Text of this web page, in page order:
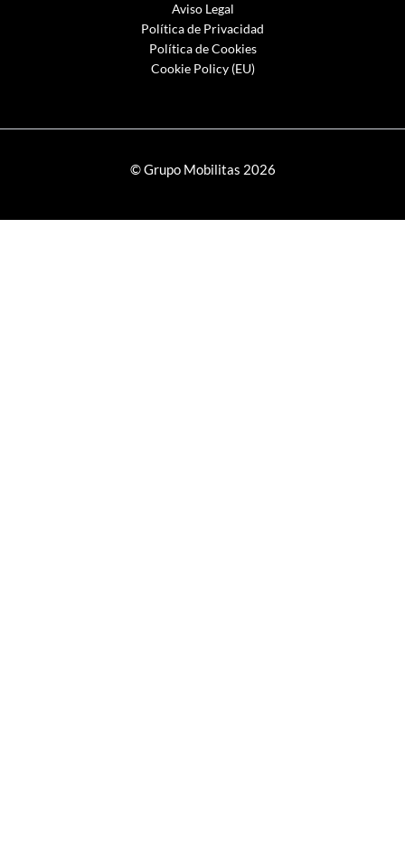
Aviso Legal
Política de Privacidad
Política de Cookies
Cookie Policy (EU)
© Grupo Mobilitas 2026